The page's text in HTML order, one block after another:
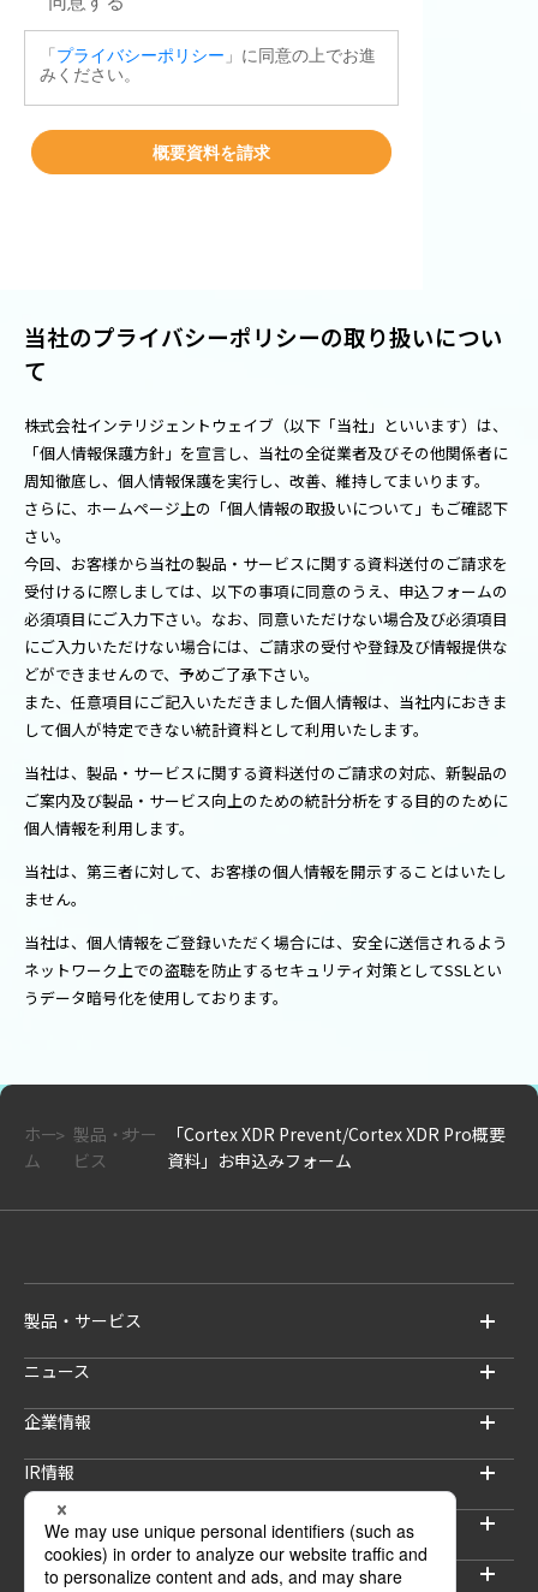
当社のプライバシーポリシーの取り扱いについ
て
株式会社インテリジェントウェイブ（以下「当社」といいます）は、
「個人情報保護方針」を宣言し、当社の全従業者及びその他関係者に
周知徹底し、個人情報保護を実行し、改善、維持してまいります。
さらに、ホームページ上の「個人情報の取扱いについて」もご確認下
さい。
今回、お客様から当社の製品・サービスに関する資料送付のご請求を
受付けるに際しましては、以下の事項に同意のうえ、申込フォームの
必須項目にご入力下さい。なお、同意いただけない場合及び必須項目
にご入力いただけない場合には、ご請求の受付や登録及び情報提供な
どができませんので、予めご了承下さい。
また、任意項目にご記入いただきました個人情報は、当社内におきま
して個人が特定できない統計資料として利用いたします。
当社は、製品・サービスに関する資料送付のご請求の対応、新製品の
ご案内及び製品・サービス向上のための統計分析をする目的のために
個人情報を利用します。
当社は、第三者に対して、お客様の個人情報を開示することはいたし
ません。
当社は、個人情報をご登録いただく場合には、安全に送信されるよう
ネットワーク上での盗聴を防止するセキュリティ対策としてSSLとい
うデータ暗号化を使用しております。
な委託先を選定して、取り扱いの一部を委託することがございます。
当社は、ご本人又はその代理人から、ご本人の個人情報の利用目的の
＜個人情報の開示等、苦情等のお問い合わせ先＞
株式会社インテリジェントウェイブ
個人情報保護管理者
Tel：03－6222－7016
プライバシーポリシー（リンク先）
ホー
ム
製品・サー
ビス
「Cortex XDR Prevent/Cortex XDR Pro概要
資料」お申込みフォーム
製品・サービス
ニュース
企業情報
IR情報
サステナビリティ
採用情報